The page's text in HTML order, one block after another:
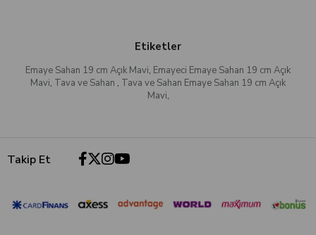
Etiketler
Emaye Sahan 19 cm Açık Mavi, Emayeci Emaye Sahan 19 cm Açık
Mavi, Tava ve Sahan , Tava ve Sahan Emaye Sahan 19 cm Açık
Mavi,
Takip Et